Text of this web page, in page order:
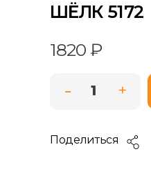
ШЁЛК 5172
1820 ₽
Поделиться